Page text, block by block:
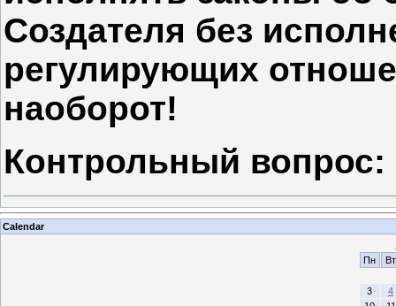
Создателя без
регулирующих
наоборот!
Контрольный вопрос:
Calendar
Пн
Вт
3
4